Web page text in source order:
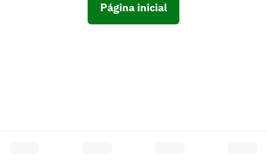
Página inicial